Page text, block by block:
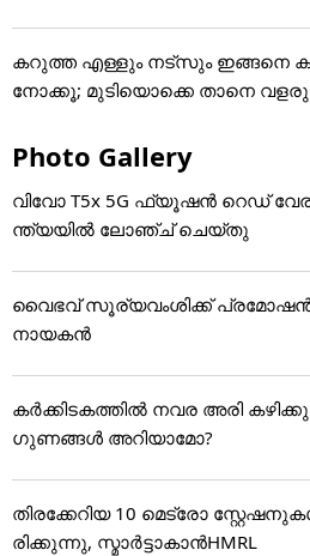
കറുത്ത എള്ളും നട്സും ഇങ്ങനെ
നോക്കൂ; മുടിയൊക്കെ താനെ
Photo Gallery
വിവോ T5x 5G ഫ്യൂഷൻ റെഡ്
ന്ത്യയിൽ ലോഞ്ച് ചെയ്തു
വൈഭവ് സൂര്യവംശിക്ക്
നായകന്‍
കർക്കിടകത്തിൽ നവര അരി
ഗുണങ്ങൾ അറിയാമോ?
തിരക്കേറിയ 10 മെട്രോ
രിക്കുന്നു, സ്മാർട്ടാകാൻHMRL